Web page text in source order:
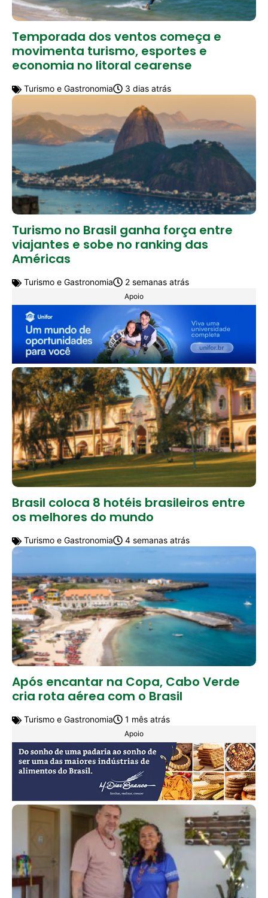
Temporada dos ventos começa e
movimenta turismo, esportes e
economia no litoral cearense
Turismo e Gastronomia 3 dias atrás
Turismo no Brasil ganha força entre
viajantes e sobe no ranking das
Américas
Turismo e Gastronomia 2 semanas atrás
Apoio
Brasil coloca 8 hotéis brasileiros entre
os melhores do mundo
Turismo e Gastronomia 4 semanas atrás
Após encantar na Copa, Cabo Verde
cria rota aérea com o Brasil
Turismo e Gastronomia 1 mês atrás
Apoio